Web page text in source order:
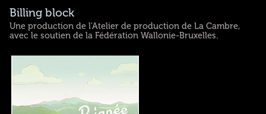
Billing block
Une production de l'Atelier de production de La Cambre,
avec le soutien de la Fédération Wallonie-Bruxelles.